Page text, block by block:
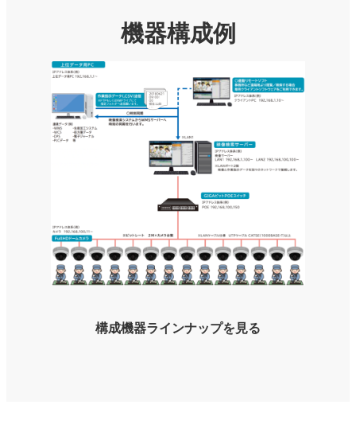
機器構成例
構成機器ラインナップを見る